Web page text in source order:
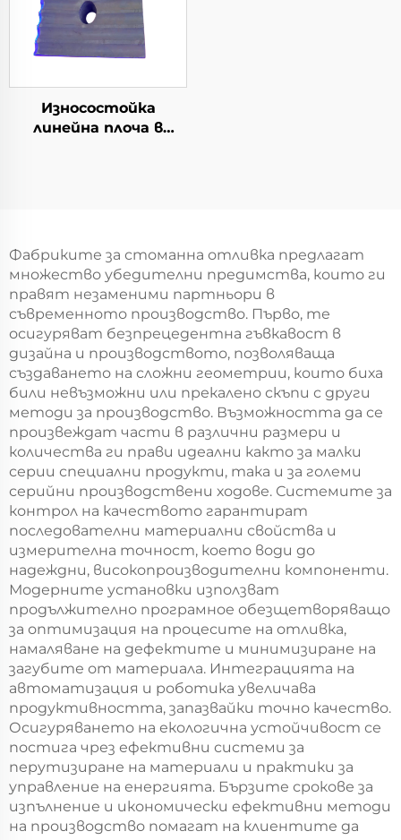
Износостойка
линейна плоча в
Фабриките за стоманна отливка предлагат
множество убедителни предимства, които ги
правят незаменими партньори в
съвременното производство. Първо, те
осигуряват безпрецедентна гъвкавост в
дизайна и производството, позволяваща
създаването на сложни геометрии, които биха
били невъзможни или прекалено скъпи с други
методи за производство. Възможността да се
произвеждат части в различни размери и
количества ги прави идеални както за малки
серии специални продукти, така и за големи
серийни производствени ходове. Системите за
контрол на качеството гарантират
последователни материални свойства и
измерителна точност, което води до
надеждни, високопроизводителни компоненти.
Модерните установки използват
продължително програмное обезщетворяващо
за оптимизация на процесите на отливка,
намаляване на дефектите и минимизиране на
загубите от материала. Интеграцията на
автоматизация и роботика увеличава
продуктивността, запазвайки точно качество.
Осигуряването на екологична устойчивост се
постига чрез ефективни системи за
перутизиране на материали и практики за
управление на енергията. Бързите срокове за
изпълнение и икономически ефективни методи
на производство помагат на клиентите да